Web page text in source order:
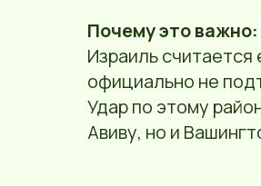
Почему это важно:
Израиль
официально не
Удар по этому
Авиву, но и